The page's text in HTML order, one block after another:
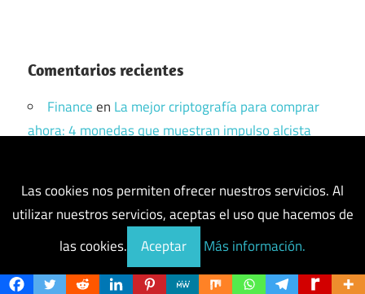
Comentarios recientes
Financeen La mejor criptografía para comprar
ahora: 4 monedas que muestran impulso alcista
Rafael FaríasenCómo encontrar su frase de
recuperación secreta en MetaMask
guidoenCómo solucionar el error «Pancake K»
en PancakeSwap ¿Qué es?
Las cookies nos permiten ofrecer nuestros servicios. Al
utilizar nuestros servicios, aceptas el uso que hacemos de
las cookies.
Aceptar Más información.